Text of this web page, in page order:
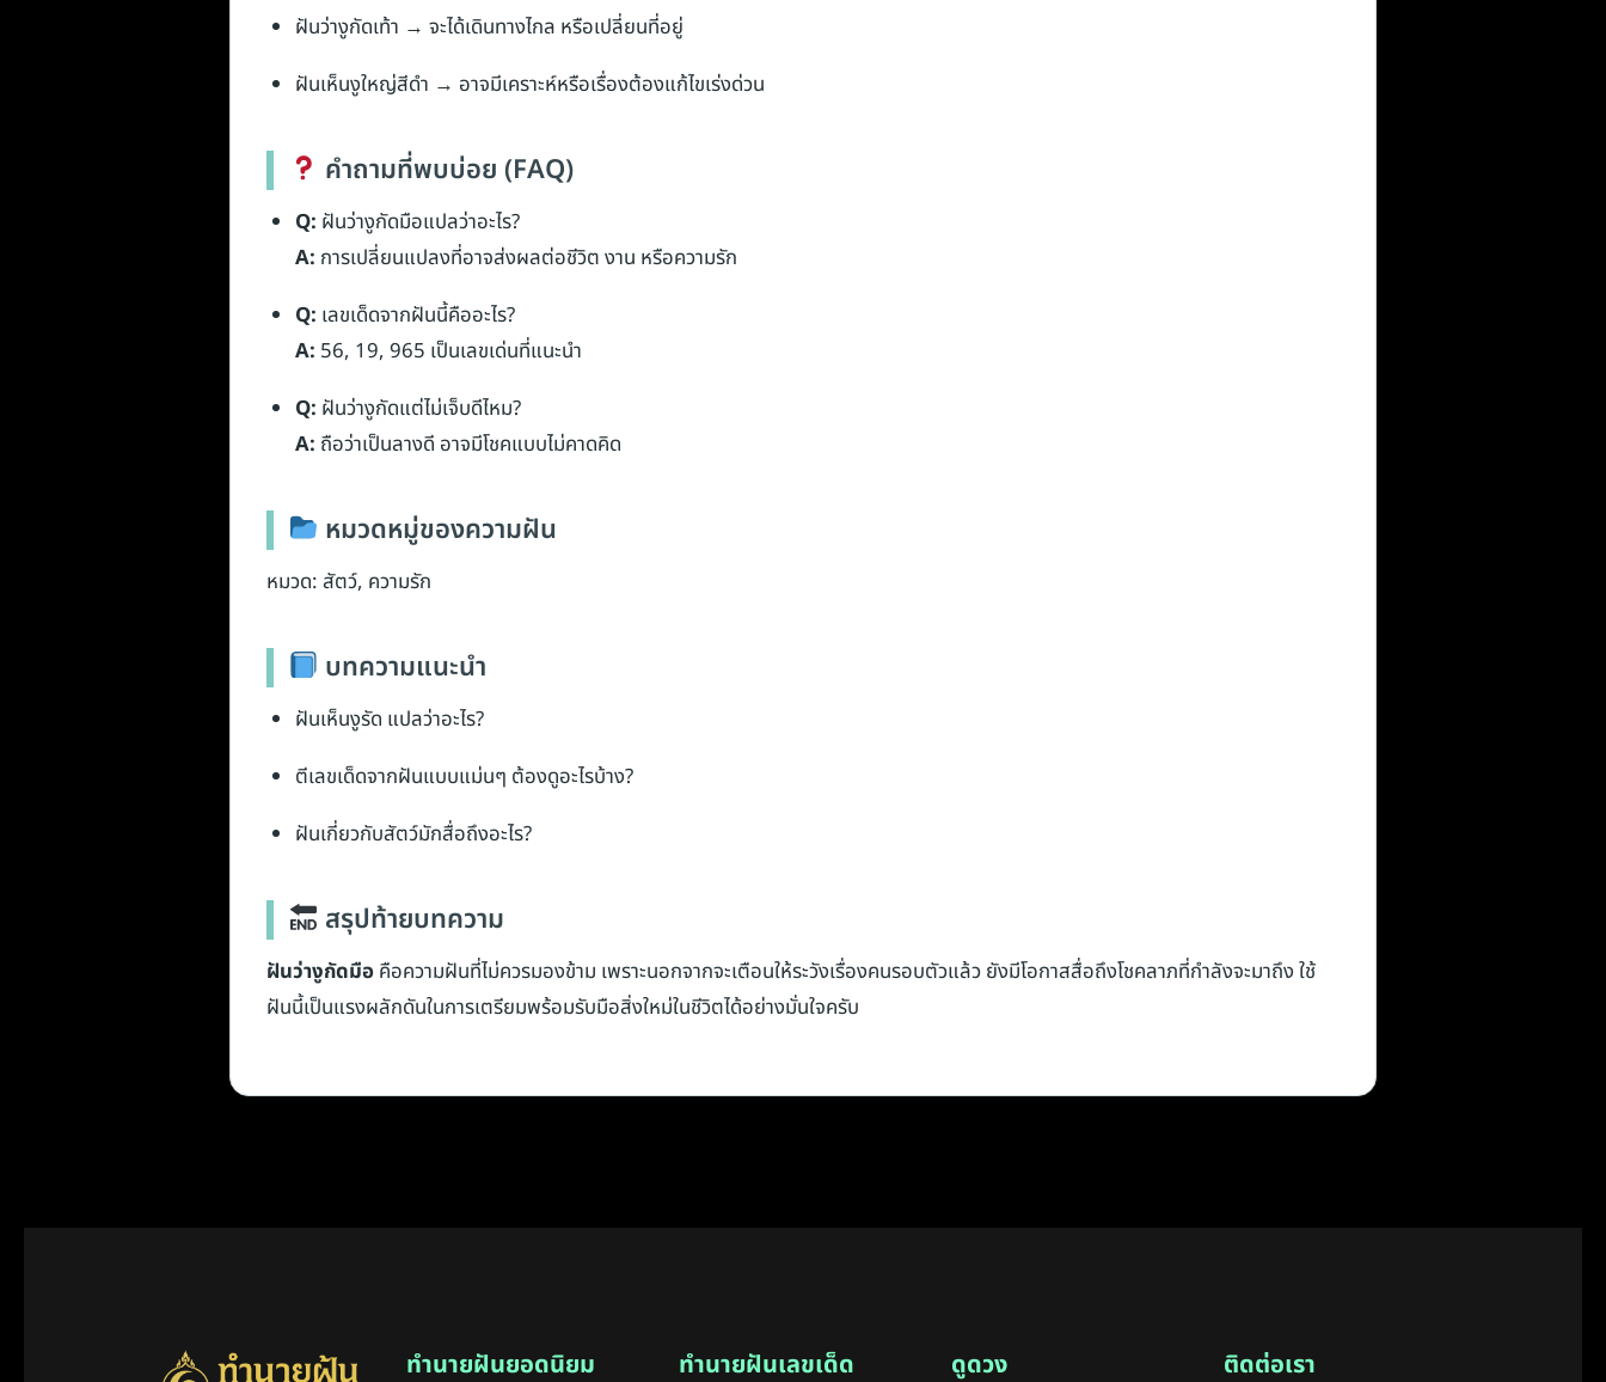
ฝันว่างูกัดเท้า → จะได้เดินทางไกล หรือเปลี่ยนที่อยู่
ฝันเห็นงูใหญ่สีดำ → อาจมีเคราะห์หรือเรื่องต้องแก้ไขเร่งด่วน
คำถามที่พบบ่อย (FAQ)
Q: ฝันว่างูกัดมือแปลว่าอะไร?
A: การเปลี่ยนแปลงที่อาจส่งผลต่อชีวิต งาน หรือความรัก
Q: เลขเด็ดจากฝันนี้คืออะไร?
A: 56, 19, 965 เป็นเลขเด่นที่แนะนำ
Q: ฝันว่างูกัดแต่ไม่เจ็บดีไหม?
A: ถือว่าเป็นลางดี อาจมีโชคแบบไม่คาดคิด
หมวดหมู่ของความฝัน
หมวด: สัตว์, ความรัก
บทความแนะนำ
ฝันเห็นงูรัด แปลว่าอะไร?
ตีเลขเด็ดจากฝันแบบแม่นๆ ต้องดูอะไรบ้าง?
ฝันเกี่ยวกับสัตว์มักสื่อถึงอะไร?
สรุปท้ายบทความ
ฝันว่างูกัดมือคือความฝันที่ไม่ควรมองข้าม เพราะนอกจากจะเตือนให้ระวังเรื่องคนรอบตัวแล้ว ยังมีโอกาสสื่อถึงโชคลาภที่กำลังจะมาถึง ใช้
ฝันนี้เป็นแรงผลักดันในการเตรียมพร้อมรับมือสิ่งใหม่ในชีวิตได้อย่างมั่นใจครับ
ทำนายฝันยอดนิยม ทำนายฝันเลขเด็ด ดูดวง ติดต่อเรา